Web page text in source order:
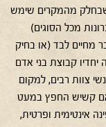
(שבחלק מהמקרים שימש
מכל הסוגים)
מחיים לבד (או בחיק
קבוצת בני אדם
צוות רבים, למקום
אם קשיש החפץ במעט
אינטימית ופרטית,